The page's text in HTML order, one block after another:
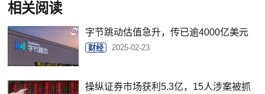
相关阅读
字节跳动估值急升，传已逾4000亿美元
财经 2025-02-23
操纵证券市场获利5.3亿，15人涉案被抓